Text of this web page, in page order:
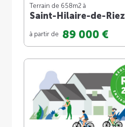
Terrain de 658m2 à
Saint-Hilaire-de-Riez
à partir de 89 000 €